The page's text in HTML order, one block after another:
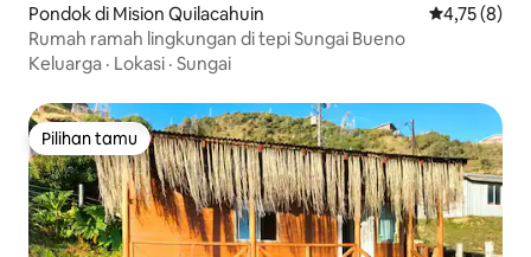
Pondok di Mision Quilacahuin Nilai rata-
4,75 (8)
Rumah ramah lingkungan di tepi Sungai Bueno
Keluarga · Lokasi · Sungai
Pilihan tamu
Pilihan tamu